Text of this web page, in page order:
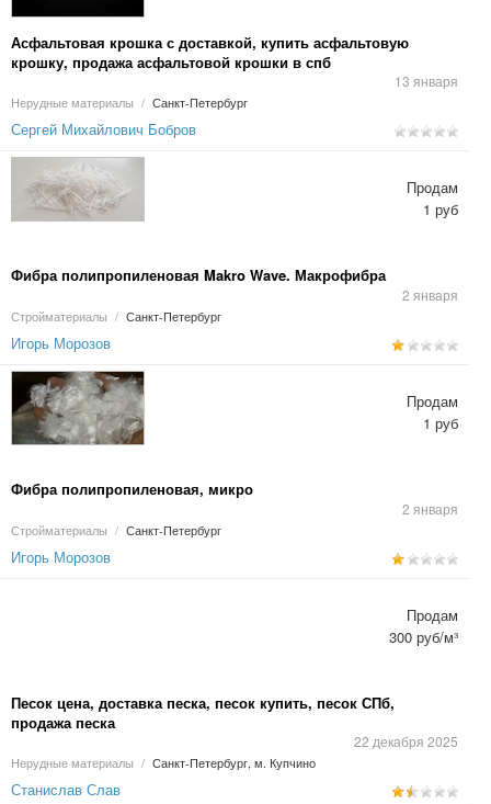
Асфальтовая крошка с доставкой, купить асфальтовую
крошку, продажа асфальтовой крошки в спб
13 января
Нерудные материалы / Санкт-Петербург
Сергей Михайлович Бобров
Фибра полипропиленовая Makro Wave. Макрофибра
2 января
Стройматериалы / Санкт-Петербург
Продам
1 руб
Игорь Морозов
Фибра полипропиленовая, микро
2 января
Стройматериалы / Санкт-Петербург
Продам
1 руб
Игорь Морозов
Песок цена, доставка песка, песок купить, песок СПб,
продажа песка
22 декабря 2025
Нерудные материалы / Санкт-Петербург, м. Купчино
Продам
300 руб/м³
Станислав Слав